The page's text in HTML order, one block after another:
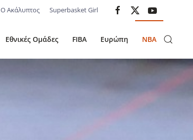
Ο Ακάλυπτος Superbasket Girl
Εθνικές Ομάδες FIBA Ευρώπη NBA